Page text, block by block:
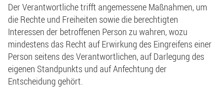
Der Verantwortliche trifft angemessene Maßnahmen, um
die Rechte und Freiheiten sowie die berechtigten
Interessen der betroffenen Person zu wahren, wozu
mindestens das Recht auf Erwirkung des Eingreifens einer
Person seitens des Verantwortlichen, auf Darlegung des
eigenen Standpunkts und auf Anfechtung der
Entscheidung gehört.